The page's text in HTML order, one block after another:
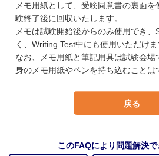
メモ用紙として、受験同意書の裏面
験終了後に回収いたします。
メモは試験開始後からのみ使用でき、
く、Writing Test中にも使用いただけま
なお、メモ用紙と筆記用具は試験会場
身のメモ用紙やペンを持ち込むことは
戻る
このFAQにより問題解決で